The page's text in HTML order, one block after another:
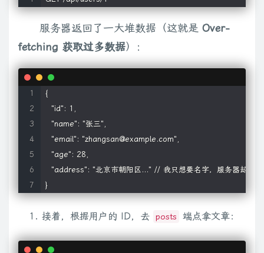
服务器返回了一大堆数据（这就是 Over-
fetching 获取过多数据）：
{
  "id": 1,
  "name": "张三",
  "email": "zhangsan@example.com",
  "age": 28,
"address": "北京市朝阳区..." // 我只想要名字，服务器却把
}
接着，根据用户的 ID，去 posts 端点拿文章：